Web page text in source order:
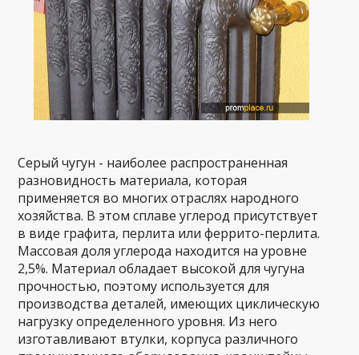
Серый чугун - наиболее распространенная
разновидность материала, которая
применяется во многих отраслях народного
хозяйства. В этом сплаве углерод присутствует
в виде графита, перлита или феррито-перлита.
Массовая доля углерода находится на уровне
2,5%. Материал обладает высокой для чугуна
прочностью, поэтому используется для
производства деталей, имеющих циклическую
нагрузку определенного уровня. Из него
изготавливают втулки, корпуса различного